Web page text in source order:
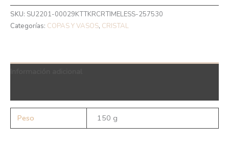
SKU: SU2201-00029KTTKRCRTIMELESS-257530
Categorías: COPAS Y VASOS, CRISTAL
Peso 150 g